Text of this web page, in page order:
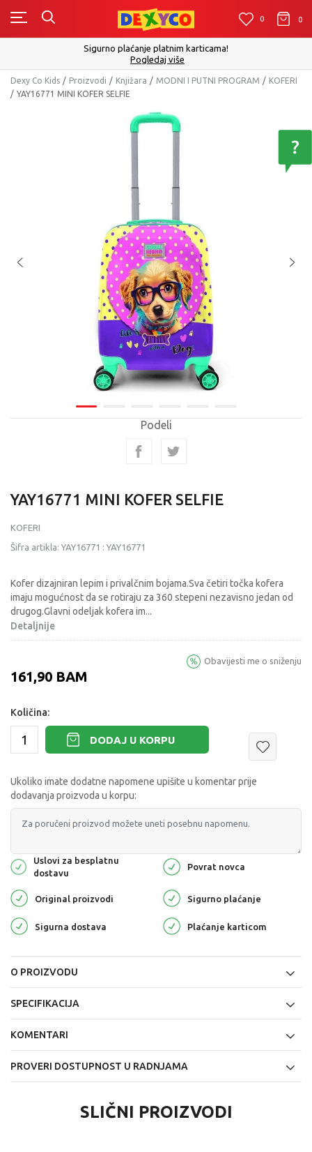
0 0
Sigurno plaćanje platnim karticama!
Pogledaj više
Dexy Co Kids Proizvodi Knjižara MODNI I PUTNI PROGRAM
KOFERI
YAY16771 MINI KOFER SELFIE
Podeli
YAY16771 MINI KOFER SELFIE
KOFERI
Šifra artikla: YAY16771 : YAY16771
Kofer dizajniran lepim i privalčnim bojama.Sva četiri točka kofera
imaju mogućnost da se rotiraju za 360 stepeni nezavisno jedan od
drugog.Glavni odeljak kofera im...
Detaljnije
161,90 BAM
Obavijesti me o sniženju
Količina:
DODAJ U KORPU
Ukoliko imate dodatne napomene upišite u komentar prije
dodavanja proizvoda u korpu:
Uslovi za besplatnu
dostavu
Povrat novca
Original proizvodi Sigurno plaćanje
Sigurna dostava Plaćanje karticom
O PROIZVODU
SPECIFIKACIJA
KOMENTARI
PROVERI DOSTUPNOST U RADNJAMA
SLIČNI PROIZVODI